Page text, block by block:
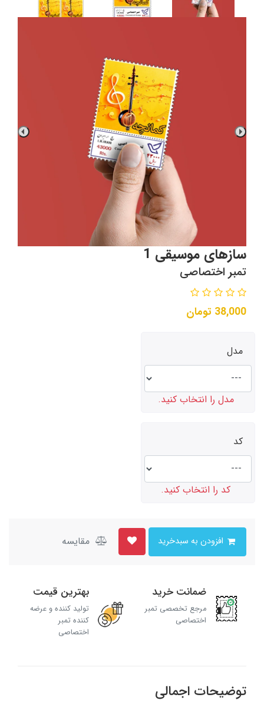
سازهای موسیقی 1
تمبر اختصاصی
38,000 تومان
مدل
مدل را انتخاب کنید.
کد
کد را انتخاب کنید.
مقایسه
ضمانت خرید
مرجع تخصصی تمبر
اختصاصی
بهترین قیمت
تولید کننده و عرضه
کننده تمبر
اختصاصی
توضیحات اجمالی